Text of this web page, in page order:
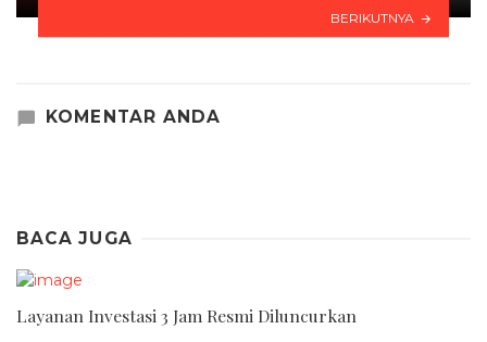
BERIKUTNYA
KOMENTAR ANDA
BACA JUGA
Layanan Investasi 3 Jam Resmi Diluncurkan